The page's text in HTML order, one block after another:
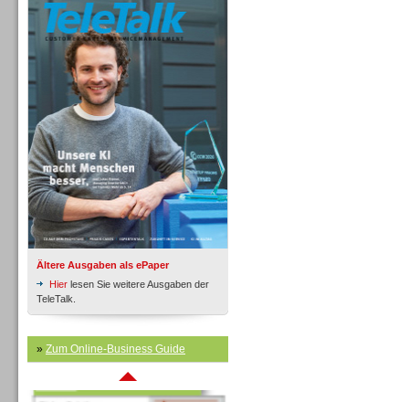
Ältere Ausgaben als ePaper
Hier lesen Sie weitere Ausgaben der
TeleTalk.
» Zum Online-Business Guide
Inbound
Inbound